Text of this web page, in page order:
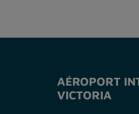
AÉROPORT
VICTORIA